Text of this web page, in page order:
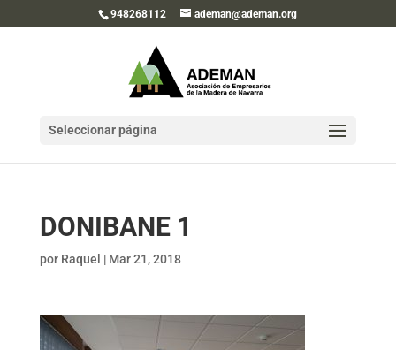
948268112 ademan@ademan.org
Seleccionar página
DONIBANE 1
por Raquel | Mar 21, 2018